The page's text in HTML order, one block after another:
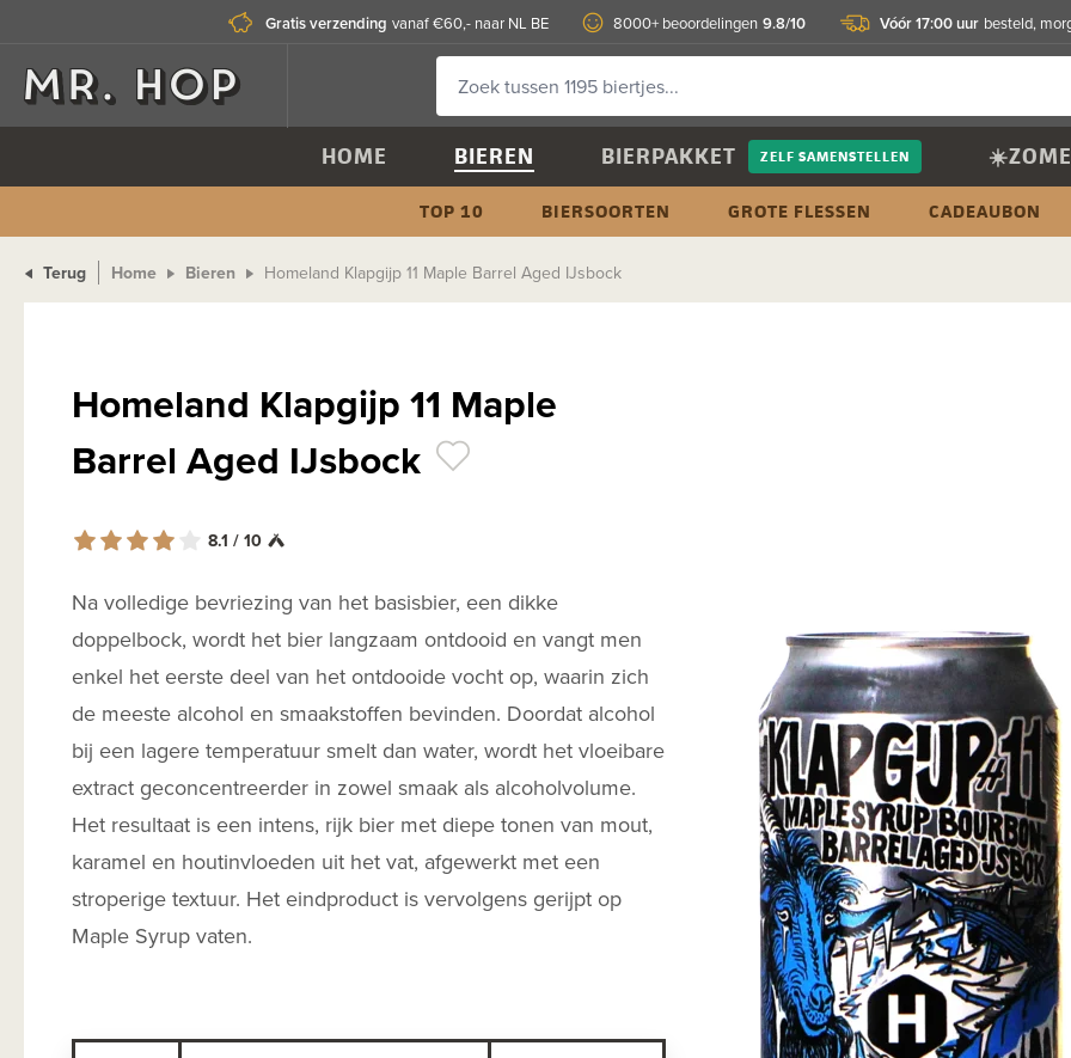
Gratis verzending vanaf €60,- naar NL BE 8000+ beoordelingen 9.8/10 Vóór 17:00 uur besteld,
HOME BIEREN BIERPAKKET ZELF SAMENSTELLEN
TOP 10 BIERSOORTEN GROTE FLESSEN CADEAUBON
Terug Home Bieren Homeland Klapgijp 11 Maple Barrel Aged IJsbock
Homeland Klapgijp 11 Maple
Barrel Aged IJsbock
8.1 / 10
Na volledige bevriezing van het basisbier, een dikke
doppelbock, wordt het bier langzaam ontdooid en vangt men
enkel het eerste deel van het ontdooide vocht op, waarin zich
de meeste alcohol en smaakstoffen bevinden. Doordat alcohol
bij een lagere temperatuur smelt dan water, wordt het vloeibare
extract geconcentreerder in zowel smaak als alcoholvolume.
Het resultaat is een intens, rijk bier met diepe tonen van mout,
karamel en houtinvloeden uit het vat, afgewerkt met een
stroperige textuur. Het eindproduct is vervolgens gerijpt op
Maple Syrup vaten.